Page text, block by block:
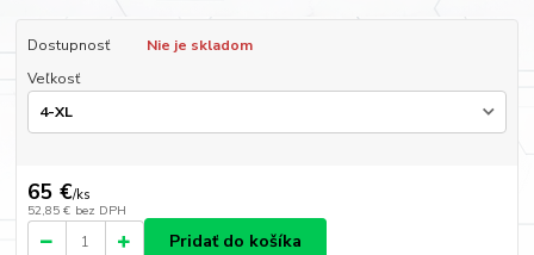
Dostupnosť
Nie je skladom
Veľkosť
65 €/ks
52,85 € bez DPH
Pridať do košíka